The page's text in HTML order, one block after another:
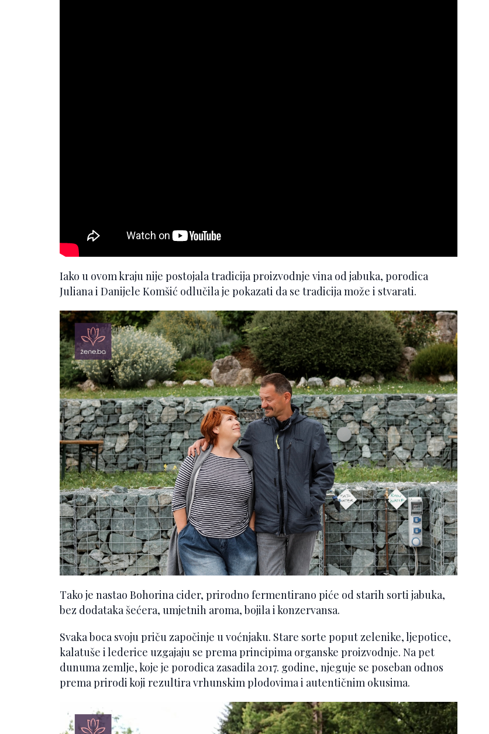
Iako u ovom kraju nije postojala tradicija proizvodnje vina od jabuka, porodica
Juliana i Danijele Komšić odlučila je pokazati da se tradicija može i stvarati.
Tako je nastao Bohorina cider, prirodno fermentirano piće od starih sorti jabuka,
bez dodataka šećera, umjetnih aroma, bojila i konzervansa.
Svaka boca svoju priču započinje u voćnjaku. Stare sorte poput zelenike, ljepotice,
kalatuše i lederice uzgajaju se prema principima organske proizvodnje. Na pet
dunuma zemlje, koje je porodica zasadila 2017. godine, njeguje se poseban odnos
prema prirodi koji rezultira vrhunskim plodovima i autentičnim okusima.